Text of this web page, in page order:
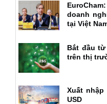
doanh
tại Việt
Bắt đầu từ
trên thị
Xuất
USD